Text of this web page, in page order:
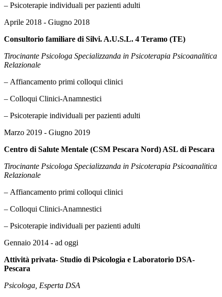
– Psicoterapie individuali per pazienti adulti
Aprile 2018 - Giugno 2018
Consultorio familiare di Silvi. A.U.S.L. 4 Teramo (TE)
Tirocinante Psicologa Specializzanda in Psicoterapia Psicoanalitica
Relazionale
– Affiancamento primi colloqui clinici
– Colloqui Clinici-Anamnestici
– Psicoterapie individuali per pazienti adulti
Marzo 2019 - Giugno 2019
Centro di Salute Mentale (CSM Pescara Nord) ASL di Pescara
Tirocinante Psicologa Specializzanda in Psicoterapia Psicoanalitica
Relazionale
– Affiancamento primi colloqui clinici
– Colloqui Clinici-Anamnestici
– Psicoterapie individuali per pazienti adulti
Gennaio 2014 - ad oggi
Attività privata- Studio di Psicologia e Laboratorio DSA-
Pescara
Psicologa, Esperta DSA